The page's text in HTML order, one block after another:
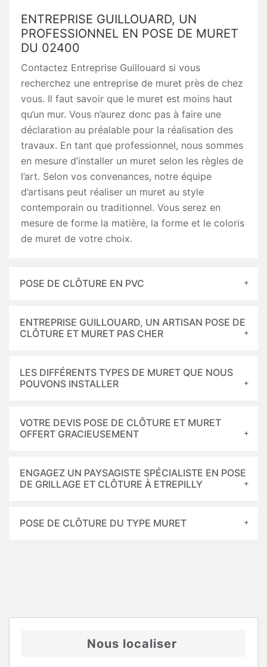
ENTREPRISE GUILLOUARD, UN
PROFESSIONNEL EN POSE DE MURET
DU 02400
Contactez Entreprise Guillouard si vous
recherchez une entreprise de muret près de chez
vous. Il faut savoir que le muret est moins haut
qu’un mur. Vous n’aurez donc pas à faire une
déclaration au préalable pour la réalisation des
travaux. En tant que professionnel, nous sommes
en mesure d’installer un muret selon les règles de
l’art. Selon vos convenances, notre équipe
d’artisans peut réaliser un muret au style
contemporain ou traditionnel. Vous serez en
mesure de forme la matière, la forme et le coloris
de muret de votre choix.
POSE DE CLÔTURE EN PVC
ENTREPRISE GUILLOUARD, UN ARTISAN POSE DE
CLÔTURE ET MURET PAS CHER
LES DIFFÉRENTS TYPES DE MURET QUE NOUS
POUVONS INSTALLER
VOTRE DEVIS POSE DE CLÔTURE ET MURET
OFFERT GRACIEUSEMENT
ENGAGEZ UN PAYSAGISTE SPÉCIALISTE EN POSE
DE GRILLAGE ET CLÔTURE À ETREPILLY
POSE DE CLÔTURE DU TYPE MURET
Nous localiser